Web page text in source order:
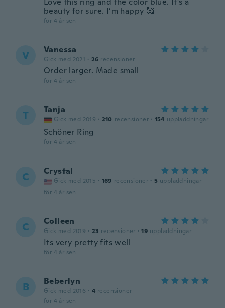
beauty for sure. I’m happy 🥰
för 4 år sen
V Vanessa
Gick med 2021 · 26 recensioner
Order larger. Made small
för 4 år sen
T Tanja
Gick med 2019 · 210 recensioner · 154 uppladdningar
Schöner Ring
för 4 år sen
C Crystal
Gick med 2015 · 169 recensioner · 5 uppladdningar
för 4 år sen
C Colleen
Gick med 2019 · 23 recensioner · 19 uppladdningar
Its very pretty fits well
för 4 år sen
B Beberlyn
Gick med 2016 · 4 recensioner
för 4 år sen